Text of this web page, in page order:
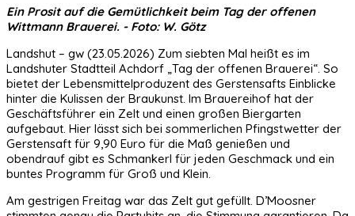
Ein Prosit auf die Gemütlichkeit beim Tag der offenen
Wittmann Brauerei. - Foto: W. Götz
Landshut – gw (23.05.2026) Zum siebten Mal heißt es im
Landshuter Stadtteil Achdorf „Tag der offenen Brauerei“. So
bietet der Lebensmittelproduzent des Gerstensafts Einblicke
hinter die Kulissen der Braukunst. Im Brauereihof hat der
Geschäftsführer ein Zelt und einen großen Biergarten
aufgebaut. Hier lässt sich bei sommerlichen Pfingstwetter der
Gerstensaft für 9,90 Euro für die Maß genießen und
obendrauf gibt es Schmankerl für jeden Geschmack und ein
buntes Programm für Groß und Klein.
Am gestrigen Freitag war das Zelt gut gefüllt. D’Moosner